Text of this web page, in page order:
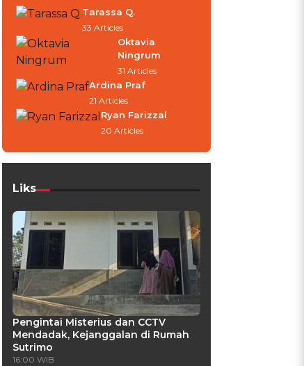
Tarassa Q.
33 Articles
Oktavia
Ningrum
31 Articles
Ardina Praf
21 Articles
Ryan Farizzal
20 Articles
Liks
Pengintai Misterius dan CCTV
Mendadak, Kejanggalan di Rumah
Sutrimo
16:00 WIB